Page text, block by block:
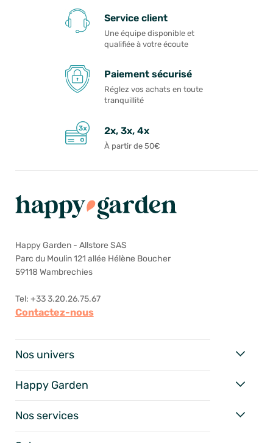
Service client
Une équipe disponible et
qualifiée à votre écoute
Paiement sécurisé
Réglez vos achats en toute
tranquillité
2x, 3x, 4x
À partir de 50€
Happy Garden - Allstore SAS
Parc du Moulin 121 allée Hélène Boucher
59118 Wambrechies
Tel: +33 3.20.26.75.67
Contactez-nous
Nos univers
Happy Garden
Nos services